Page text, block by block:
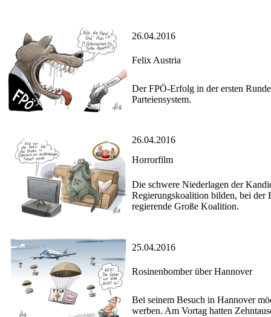
26.04.2016
Felix Austria
Der FPÖ-Erfolg in der ersten
Parteiensystem.
26.04.2016
Horrorfilm
Die schwere Niederlagen der
Regierungskoalition bilden, bei der
regierende Große Koalition.
25.04.2016
Rosinenbomber über Hannover
Bei seinem Besuch in Hannover
werben. Am Vortag hatten